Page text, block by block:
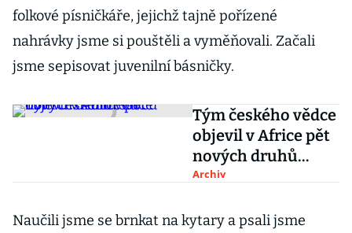
folkové písničkáře, jejichž tajně pořízené
nahrávky jsme si pouštěli a vyměňovali. Začali
jsme sepisovat juvenilní básničky.
Tým českého vědce
objevil v Africe pět
nových druhů
savců
Archiv
Naučili jsme se brnkat na kytary a psali jsme